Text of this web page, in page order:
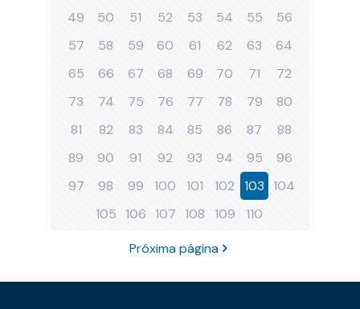
49
50 51 52 53 54 55
56
57
58 59 60 61 62 63
64
65
66 67 68 69 70 71
72
73
74 75 76 77 78 79
80
81
82 83 84 85 86 87
88
89
90 91 92 93 94 95
96
97
98 99 100 101 102 103 104
105
106 107 108 109 110
Próxima página